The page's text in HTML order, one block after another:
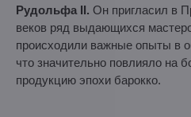
Рудольфа II. Он пригласил в
веков ряд выдающихся
происходили важные опыты в
что значительно повлияло на
продукцию эпохи барокко.